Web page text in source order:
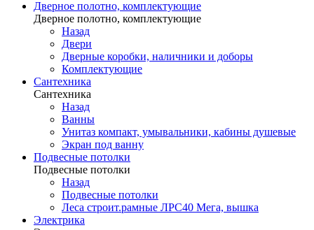
Дверное полотно, комплектующие
Дверное полотно, комплектующие
Назад
Двери
Дверные коробки, наличники и доборы
Комплектующие
Сантехника
Сантехника
Назад
Ванны
Унитаз компакт, умывальники, кабины душевые
Экран под ванну
Подвесные потолки
Подвесные потолки
Назад
Подвесные потолки
Леса строит.рамные ЛРС40 Мега, вышка
Электрика